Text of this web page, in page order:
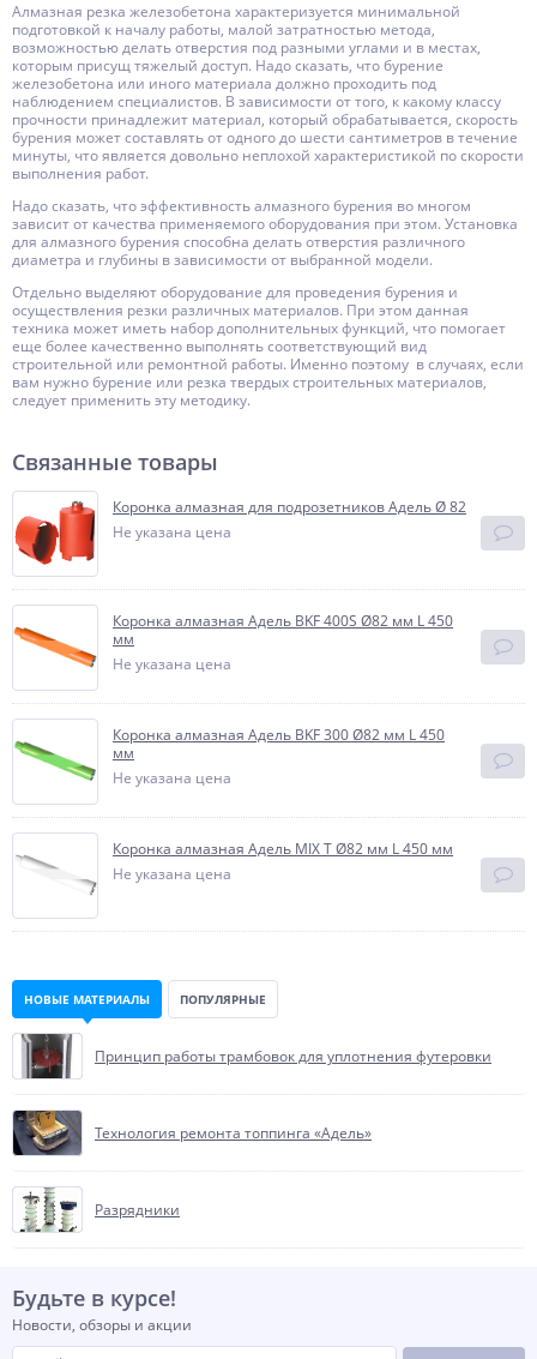
Алмазная резка железобетона характеризуется минимальной
подготовкой к началу работы, малой затратностью метода,
возможностью делать отверстия под разными углами и в местах,
которым присущ тяжелый доступ. Надо сказать, что бурение
железобетона или иного материала должно проходить под
наблюдением специалистов. В зависимости от того, к какому классу
прочности принадлежит материал, который обрабатывается, скорость
бурения может составлять от одного до шести сантиметров в течение
минуты, что является довольно неплохой характеристикой по скорости
выполнения работ.
Надо сказать, что эффективность алмазного бурения во многом
зависит от качества применяемого оборудования при этом. Установка
для алмазного бурения способна делать отверстия различного
диаметра и глубины в зависимости от выбранной модели.
Отдельно выделяют оборудование для проведения бурения и
осуществления резки различных материалов. При этом данная
техника может иметь набор дополнительных функций, что помогает
еще более качественно выполнять соответствующий вид
строительной или ремонтной работы. Именно поэтому в случаях, если
вам нужно бурение или резка твердых строительных материалов,
следует применить эту методику.
Связанные товары
Коронка алмазная для подрозетников Адель Ø 82
Не указана цена
Коронка алмазная Адель BKF 400S Ø82 мм L 450
мм
Не указана цена
Коронка алмазная Адель BKF 300 Ø82 мм L 450
мм
Не указана цена
Коронка алмазная Адель MIX T Ø82 мм L 450 мм
Не указана цена
НОВЫЕ МАТЕРИАЛЫ ПОПУЛЯРНЫЕ
Принцип работы трамбовок для уплотнения футеровки
Технология ремонта топпинга «Адель»
Разрядники
Будьте в курсе!
Новости, обзоры и акции